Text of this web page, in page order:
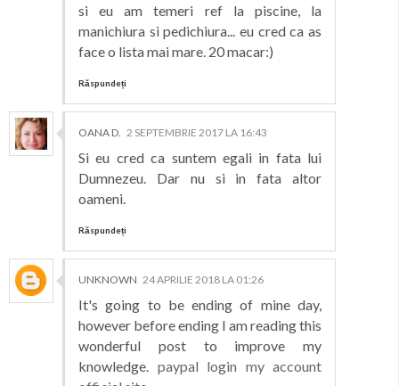
si eu am temeri ref la piscine, la
manichiura si pedichiura... eu cred ca as
face o lista mai mare. 20 macar:)
Răspundeți
OANA D. 2 SEPTEMBRIE 2017 LA 16:43
Si eu cred ca suntem egali in fata lui
Dumnezeu. Dar nu si in fata altor
oameni.
Răspundeți
UNKNOWN 24 APRILIE 2018 LA 01:26
It's going to be ending of mine day,
however before ending I am reading this
wonderful post to improve my
knowledge. paypal login my account